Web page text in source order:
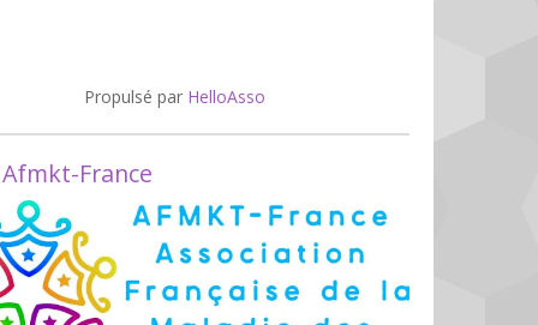
Propulsé par HelloAsso
France